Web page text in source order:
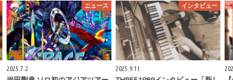
ニュース
2025.7.2
インタビュー
2025.9.11